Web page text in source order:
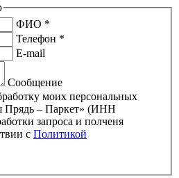
ФИО *
Телефон *
E-mail
Сообщение
моих персональных
Прядь – Паркет» (ИНН
с Политикой